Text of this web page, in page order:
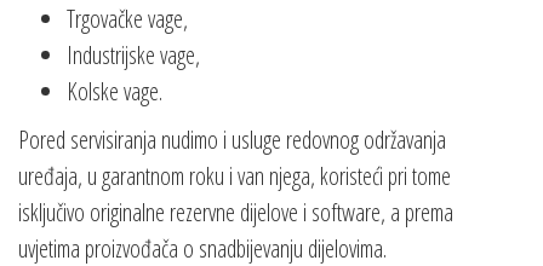
Trgovačke vage,
Industrijske vage,
Kolske vage.
Pored servisiranja nudimo i usluge redovnog održavanja
uređaja, u garantnom roku i van njega, koristeći pri tome
isključivo originalne rezervne dijelove i software, a prema
uvjetima proizvođača o snadbijevanju dijelovima.